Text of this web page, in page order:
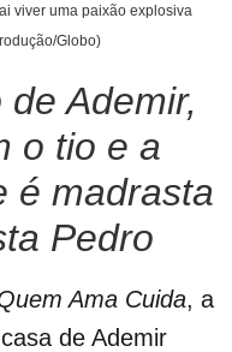
viver uma paixão explosiva
Globo)
Ademir,
o tio e a
é madrasta
Pedro
Ama Cuida, a
de Ademir